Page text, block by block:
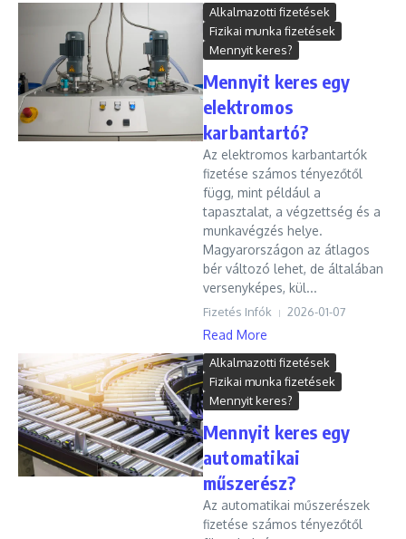
Alkalmazotti fizetések
Fizikai munka fizetések
Mennyit keres?
Mennyit keres egy
elektromos
karbantartó?
Az elektromos karbantartók
fizetése számos tényezőtől
függ, mint például a
tapasztalat, a végzettség és a
munkavégzés helye.
Magyarországon az átlagos
bér változó lehet, de általában
versenyképes, kül...
Fizetés Infók 2026-01-07
Read More
Alkalmazotti fizetések
Fizikai munka fizetések
Mennyit keres?
Mennyit keres egy
automatikai
műszerész?
Az automatikai műszerészek
fizetése számos tényezőtől